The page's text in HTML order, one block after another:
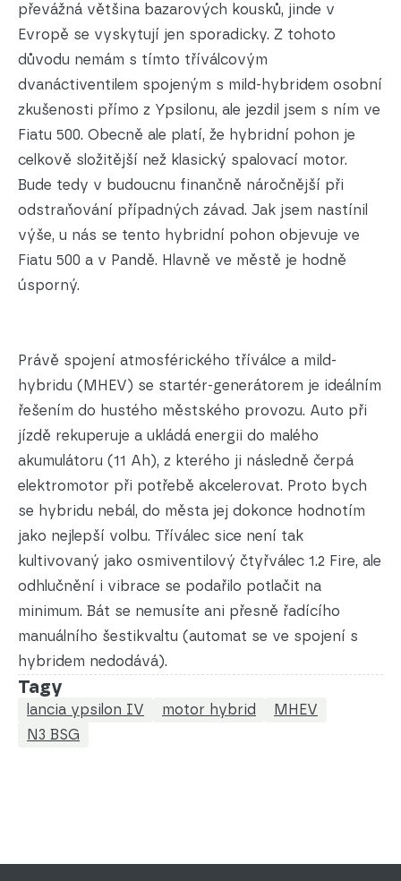
převážná většina bazarových kousků, jinde v
Evropě se vyskytují jen sporadicky. Z tohoto
důvodu nemám s tímto tříválcovým
dvanáctiventilem spojeným s mild-hybridem osobní
zkušenosti přímo z Ypsilonu, ale jezdil jsem s ním ve
Fiatu 500. Obecně ale platí, že hybridní pohon je
celkově složitější než klasický spalovací motor.
Bude tedy v budoucnu finančně náročnější při
odstraňování případných závad. Jak jsem nastínil
výše, u nás se tento hybridní pohon objevuje ve
Fiatu 500 a v Pandě. Hlavně ve městě je hodně
úsporný.
Právě spojení atmosférického tříválce a mild-
hybridu (MHEV) se startér-generátorem je ideálním
řešením do hustého městského provozu. Auto při
jízdě rekuperuje a ukládá energii do malého
akumulátoru (11 Ah), z kterého ji následně čerpá
elektromotor při potřebě akcelerovat. Proto bych
se hybridu nebál, do města jej dokonce hodnotím
jako nejlepší volbu. Tříválec sice není tak
kultivovaný jako osmiventilový čtyřválec 1.2 Fire, ale
odhlučnění i vibrace se podařilo potlačit na
minimum. Bát se nemusíte ani přesně řadícího
manuálního šestikvaltu (automat se ve spojení s
hybridem nedodává).
Tagy
lancia ypsilon IV motor hybrid
MHEV
N3 BSG